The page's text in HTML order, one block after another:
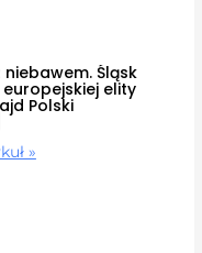
niebawem. Śląsk
elity
Polski
»